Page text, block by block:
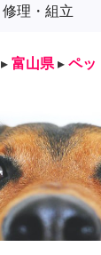
修理・組立
▸ 富山県 ▸ ペッ